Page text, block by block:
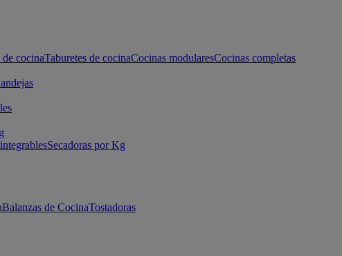
de cocinaTaburetes de cocinaCocinas modularesCocinas completas
Secadoras por Kg
Balanzas de CocinaTostadoras